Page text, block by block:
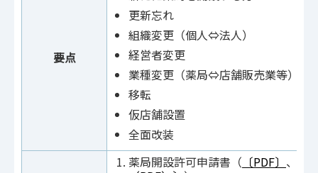
要点
更新忘れ
組織変更（個人⇔法人）
経営者変更
業種変更（薬局⇔店舗販売業等）
移転
仮店舗設置
全面改装
薬局開設許可申請書（ 〔PDF〕 、